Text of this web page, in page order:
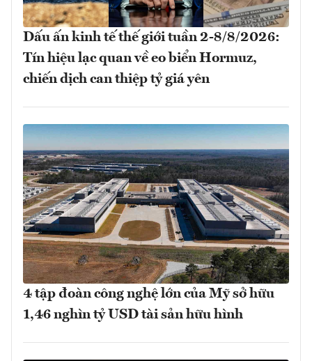
Dấu ấn kinh tế thế giới tuần 2-8/8/2026:
Tín hiệu lạc quan về eo biển Hormuz,
chiến dịch can thiệp tỷ giá yên
4 tập đoàn công nghệ lớn của Mỹ sở hữu
1,46 nghìn tỷ USD tài sản hữu hình